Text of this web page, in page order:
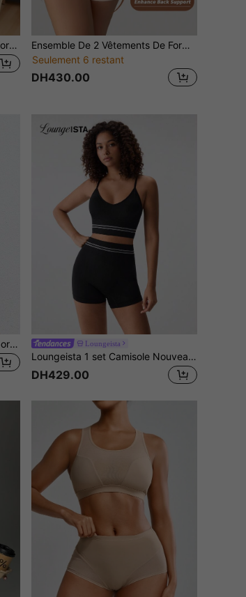
1 pièce Débardeur doux et confortable à effet jean sans couture + 1 pièce Ensemble de shorts de maintien doux et confortable à effet jean sans couture haute élasticité pour femmes
Ensemble De 2 Vêtements De Forme Respirants Tricotés Sans Couture Pour Femme
Seulement 6 restant
DH430.00
1 pièce Ensemble de gaine corporelle pour femmes (Camisole dos nageur effet denim sans couture, douce et confortable, respectueuse de la peau + Short de maintien effet denim sans couture, stretch élevé, doux et confortable, respectueux de la peau) Loungeista
Loungeista 1 set Camisole Nouveau Printemps/Été, Ensemble 2-en-1 avec Coussinets de Poitrine Intégrés, Dos Nu, Col en V, Bretelles Ajustables, Camisole Polyvalente Décontractée pour le Sport et le Yoga, Ensemble Camisole Polyvalente Cintrant la Taille et Rehaussant pour le Sport et le Yoga en Été
DH429.00